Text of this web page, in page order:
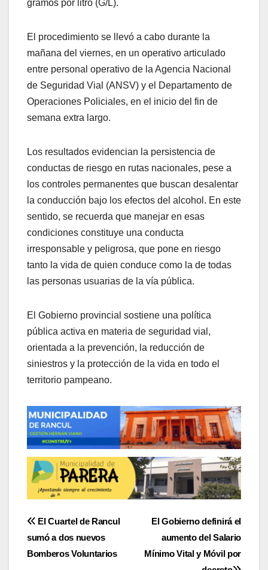
gramos por litro (G/L).
El procedimiento se llevó a cabo durante la
mañana del viernes, en un operativo articulado
entre personal operativo de la Agencia Nacional
de Seguridad Vial (ANSV) y el Departamento de
Operaciones Policiales, en el inicio del fin de
semana extra largo.
Los resultados evidencian la persistencia de
conductas de riesgo en rutas nacionales, pese a
los controles permanentes que buscan desalentar
la conducción bajo los efectos del alcohol. En este
sentido, se recuerda que manejar en esas
condiciones constituye una conducta
irresponsable y peligrosa, que pone en riesgo
tanto la vida de quien conduce como la de todas
las personas usuarias de la vía pública.
El Gobierno provincial sostiene una política
pública activa en materia de seguridad vial,
orientada a la prevención, la reducción de
siniestros y la protección de la vida en todo el
territorio pampeano.
Navegación
de
El Gobierno definirá el
aumento del Salario
Mínimo Vital y Móvil por
El Cuartel de Rancul
sumó a dos nuevos
Bomberos Voluntarios